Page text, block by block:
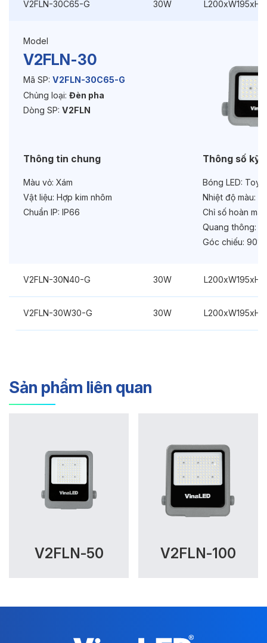
Độ bền & tùy chọn mở rộng
Tuổi thọ: >50000h
Bảo hành:3 năm
V2FLN-30C65-G 30W
Model
V2FLN-30
Mã SP: V2FLN-30C65-G
Chủng loại: Đèn pha
Dòng SP: V2FLN
Thông tin chung
Màu vỏ: Xám
Vật liệu: Hợp kim nhôm
Chuẩn IP: IP66
Thông số kỹ
Bóng LED:
Nhiệt độ màu:
Chỉ số hoàn
Quang thông:
Góc chiếu: 90°
V2FLN-30N40-G 30W
V2FLN-30W30-G 30W
Sản phẩm liên quan
V2FLN-50 V2FLN-100